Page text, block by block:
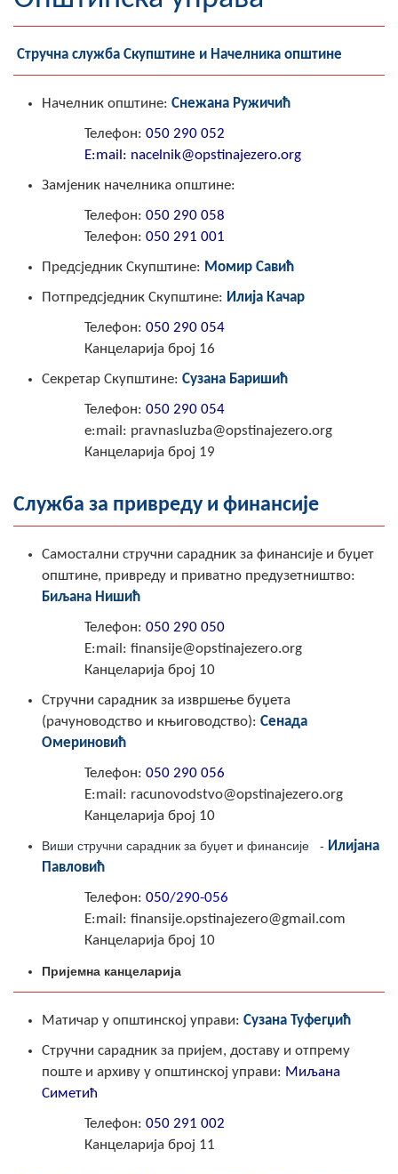
Географија
Насељена мјеста
Занимљивости
Фотогалерија
НАЧЕЛНИК
О Начелнику
Замјеник начелника
Извјештај о раду начелника
СКУПШТИНА
Статут Општине
Скупштинско вијеће општине језеро
Састав Скупштине
Службени Гласници
ИНФО
Вијести
Активности
Јавни позиви
Обавјештења
Заштита од пожара
COVID 19
Геоистраживања
ФИНАНСИЈЕ
ПРИВРЕДА
Пољопривреда
Спорт
КОНТАКТ
Стручна служба Скупштине и Начелника општине
Начелник општине: Снежана Ружичић
Телефон: 050 290 052
Е:mail: nacelnik@opstinajezero.org
Замјеник начелника општине:
Телефон: 050 290 058
Телефон: 050 291 001
Предсједник Скупштине: Момир Савић
Потпредсједник Скупштине: Илија Качар
Телефон: 050 290 054
Канцеларија број 16
Секретар Скупштине: Сузана Баришић
Телефон: 050 290 054​
e:mail: pravnasluzba@opstinajezero.org
Канцеларија број 19
Служба за привреду и финансије
Самостални стручни сарадник за финансије и буџет
општине, привреду и приватно предузетништво:
Биљана Нишић
Телефон: 050 290 050
E:mail: finansije@opstinajezero.org
Канцеларија број 10
Стручни сарадник за извршење буџета
(рачуноводство и књиговодство): Сенада
Омериновић
Телефон: 050 290 056
E:mail: racunovodstvo@opstinajezero.org
Канцеларија број 10
Виши стручни сарадник за буџет и финансије - Илијана
Павловић
Телефон: 050/290-056
E:mail: finansije.opstinajezero@gmail.com
Канцеларија број 10
Пријемна канцеларија
Матичар у општинској управи: Сузана Туфегџић
Стручни сарадник за пријем, доставу и отпрему
поште и архиву у општинској управи: Миљана
Симетић
Телефон: 050 291 002
Канцеларија број 11